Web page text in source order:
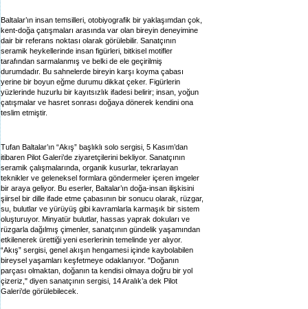
Baltalar’ın insan temsilleri, otobiyografik bir yaklaşımdan çok,
kent-doğa çatışmaları arasında var olan bireyin deneyimine
dair bir referans noktası olarak görülebilir. Sanatçının
seramik heykellerinde insan figürleri, bitkisel motifler
tarafından sarmalanmış ve belki de ele geçirilmiş
durumdadır. Bu sahnelerde bireyin karşı koyma çabası
yerine bir boyun eğme durumu dikkat çeker. Figürlerin
yüzlerinde huzurlu bir kayıtsızlık ifadesi belirir; insan, yoğun
çatışmalar ve hasret sonrası doğaya dönerek kendini ona
teslim etmiştir.
Tufan Baltalar’ın “Akış” başlıklı solo sergisi, 5 Kasım’dan
itibaren Pilot Galeri’de ziyaretçilerini bekliyor. Sanatçının
seramik çalışmalarında, organik kusurlar, tekrarlayan
teknikler ve geleneksel formlara göndermeler içeren imgeler
bir araya geliyor. Bu eserler, Baltalar’ın doğa-insan ilişkisini
şiirsel bir dille ifade etme çabasının bir sonucu olarak, rüzgar,
su, bulutlar ve yürüyüş gibi kavramlarla karmaşık bir sistem
oluşturuyor. Minyatür bulutlar, hassas yaprak dokuları ve
rüzgarla dağılmış çimenler, sanatçının gündelik yaşamından
etkilenerek ürettiği yeni eserlerinin temelinde yer alıyor.
“Akış” sergisi, genel akışın hengamesi içinde kaybolabilen
bireysel yaşamları keşfetmeye odaklanıyor. "Doğanın
parçası olmaktan, doğanın ta kendisi olmaya doğru bir yol
çizeriz," diyen sanatçının sergisi, 14 Aralık’a dek Pilot
Galeri’de görülebilecek.